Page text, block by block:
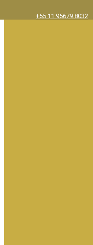
+55 11 95679.8032